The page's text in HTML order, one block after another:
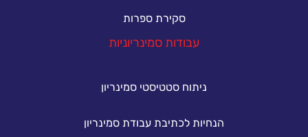
סקירת ספרות
עבודות סמינריוניות
ניתוח סטטיסטי סמינריון
הנחיות לכתיבת עבודת סמינריון